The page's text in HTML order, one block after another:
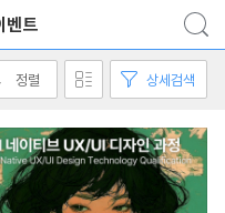
벤트
정렬 상세검색